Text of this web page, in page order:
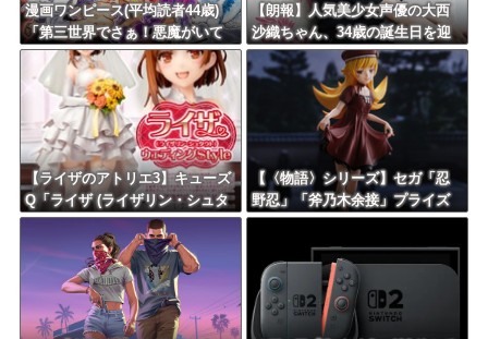
漫画ワンピース(平均読者44歳)
「第三世界でさぁ！悪魔がいて
さぁ！世界を創った19の武器が
さぁ！」
【朗報】人気美少女声優の大西
沙織ちゃん、34歳の誕生日を迎
える・・・
【ライザのアトリエ3】キューズ
Q「ライザ (ライザリン・シュタ
ウト) ウェディングStyle」フィ
ギュア【予約開始】
【〈物語〉シリーズ】セガ「忍
野忍」「斧乃木余接」プライズ
フィギュア【彩色原型公開】